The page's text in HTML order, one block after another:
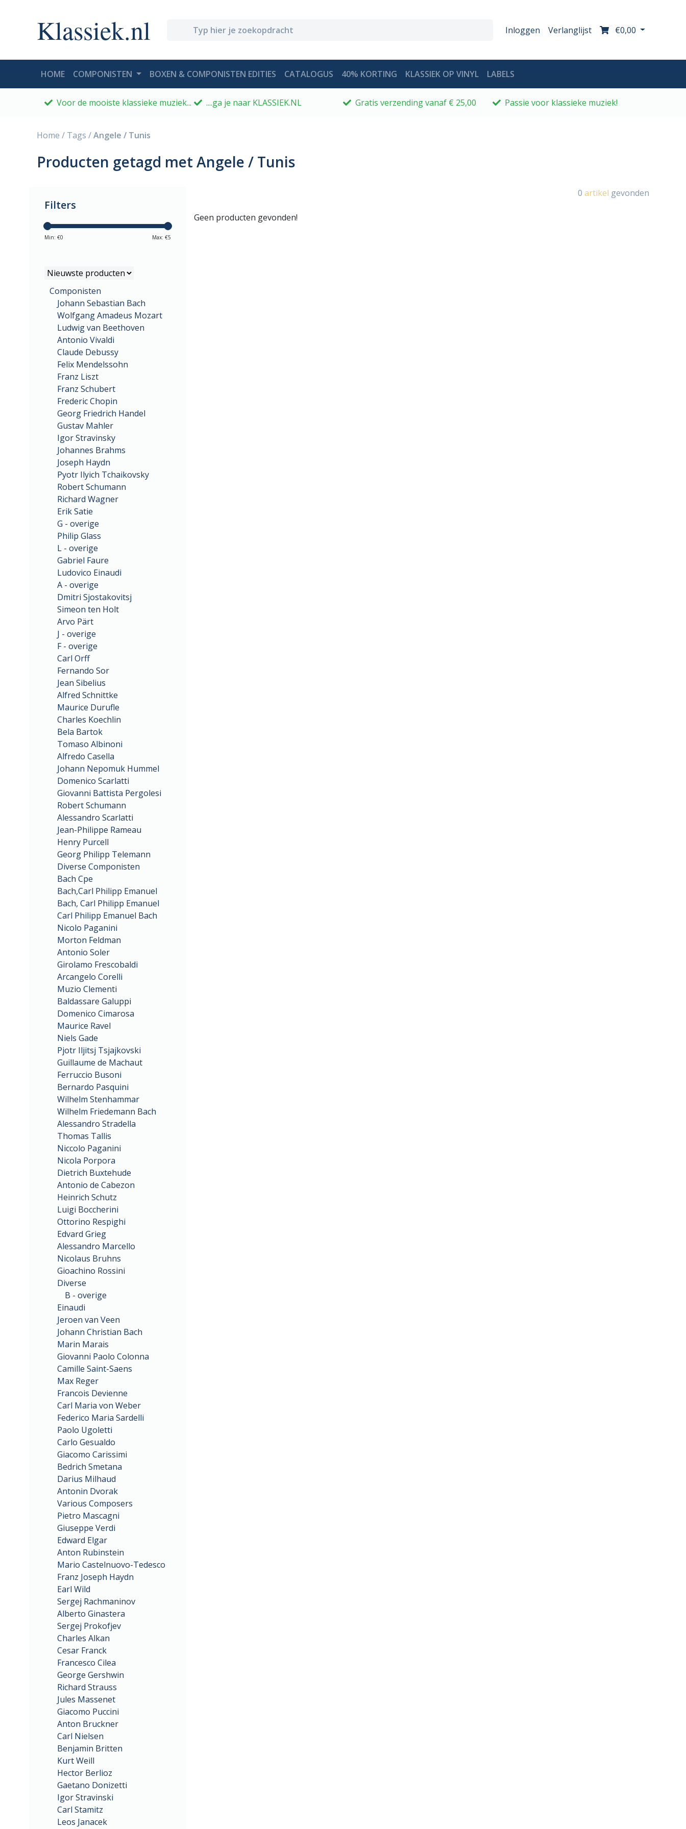
Klassiek.nl Inloggen Verlanglijst €0,00
HOME(CURRENT)
COMPONISTEN BOXEN & COMPONISTEN EDITIES CATALOGUS 40% KORTING KLASSIEK OP VINYL LABELS
Voor de mooiste klassieke muziek... ....ga je naar KLASSIEK.NL Gratis verzending vanaf € 25,00 Passie voor klassieke muziek!
Home / Tags /Angele / Tunis
Producten getagd met Angele / Tunis
Filters
Min: €0 Max: €5
Componisten
Johann Sebastian Bach
Wolfgang Amadeus Mozart
Ludwig van Beethoven
Antonio Vivaldi
Claude Debussy
Felix Mendelssohn
Franz Liszt
Franz Schubert
Frederic Chopin
Georg Friedrich Handel
Gustav Mahler
Igor Stravinsky
Johannes Brahms
Joseph Haydn
Pyotr Ilyich Tchaikovsky
Robert Schumann
Richard Wagner
Erik Satie
G - overige
Philip Glass
L - overige
Gabriel Faure
Ludovico Einaudi
A - overige
Dmitri Sjostakovitsj
Simeon ten Holt
Arvo Pärt
J - overige
F - overige
Carl Orff
Fernando Sor
Jean Sibelius
Alfred Schnittke
Maurice Durufle
Charles Koechlin
Bela Bartok
Tomaso Albinoni
Alfredo Casella
Johann Nepomuk Hummel
Domenico Scarlatti
Giovanni Battista Pergolesi
Robert Schumann
Alessandro Scarlatti
Jean-Philippe Rameau
Henry Purcell
Georg Philipp Telemann
Diverse Componisten
Bach Cpe
Bach,Carl Philipp Emanuel
Bach, Carl Philipp Emanuel
Carl Philipp Emanuel Bach
Nicolo Paganini
Morton Feldman
Antonio Soler
Girolamo Frescobaldi
Arcangelo Corelli
Muzio Clementi
Baldassare Galuppi
Domenico Cimarosa
Maurice Ravel
Niels Gade
Pjotr Iljitsj Tsjajkovski
Guillaume de Machaut
Ferruccio Busoni
Bernardo Pasquini
Wilhelm Stenhammar
Wilhelm Friedemann Bach
Alessandro Stradella
Thomas Tallis
Niccolo Paganini
Nicola Porpora
Dietrich Buxtehude
Antonio de Cabezon
Heinrich Schutz
Luigi Boccherini
Ottorino Respighi
Edvard Grieg
Alessandro Marcello
Nicolaus Bruhns
Gioachino Rossini
Diverse
B - overige
Einaudi
Jeroen van Veen
Johann Christian Bach
Marin Marais
Giovanni Paolo Colonna
Camille Saint-Saens
Max Reger
Francois Devienne
Carl Maria von Weber
Federico Maria Sardelli
Paolo Ugoletti
Carlo Gesualdo
Giacomo Carissimi
Bedrich Smetana
Darius Milhaud
Antonin Dvorak
Various Composers
Pietro Mascagni
Giuseppe Verdi
Edward Elgar
Anton Rubinstein
Mario Castelnuovo-Tedesco
Franz Joseph Haydn
Earl Wild
Sergej Rachmaninov
Alberto Ginastera
Sergej Prokofjev
Charles Alkan
Cesar Franck
Francesco Cilea
George Gershwin
Richard Strauss
Jules Massenet
Giacomo Puccini
Anton Bruckner
Carl Nielsen
Benjamin Britten
Kurt Weill
Hector Berlioz
Gaetano Donizetti
Igor Stravinski
Carl Stamitz
Leos Janacek
0 artikel gevonden
Geen producten gevonden!